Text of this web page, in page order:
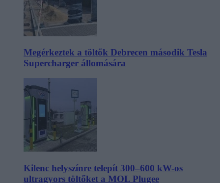
Megérkeztek a töltők Debrecen második Tesla
Supercharger állomására
Kilenc helyszínre telepít 300–600 kW-os
ultragyors töltőket a MOL Plugee